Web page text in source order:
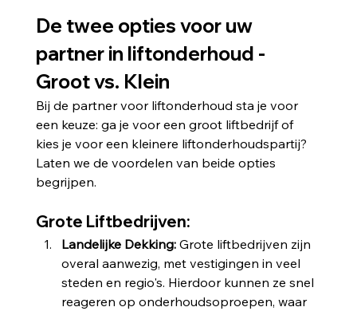
De twee opties voor uw
partner in liftonderhoud -
Groot vs. Klein
Bij de partner voor liftonderhoud sta je voor
een keuze: ga je voor een groot liftbedrijf of
kies je voor een kleinere liftonderhoudspartij?
Laten we de voordelen van beide opties
begrijpen.
Grote Liftbedrijven:
Landelijke Dekking: Grote liftbedrijven zijn
overal aanwezig, met vestigingen in veel
steden en regio's. Hierdoor kunnen ze snel
reageren op onderhoudsoproepen, waar